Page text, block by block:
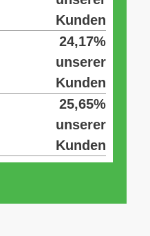
Kunden
24,17%
unserer
Kunden
25,65%
unserer
Kunden